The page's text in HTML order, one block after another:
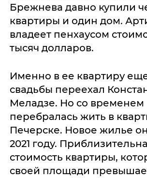
Брежнева давно купили
квартиры и один дом.
владеет пенхаусом
тысяч долларов.
Именно в ее квартиру
свадьбы переехал
Меладзе. Но со временем
перебралась жить в
Печерске. Новое жилье
2021 году.
стоимость квартиры,
своей площади